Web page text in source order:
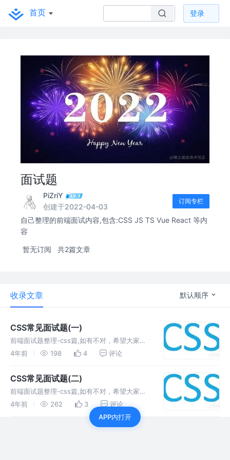
首页 登录
面试题
PiZriY
创建于2022-04-03
订阅专栏
自己整理的前端面试内容,包含:CSS JS TS Vue React 等内
容
暂无订阅 共2篇文章
收录文章 默认顺序
CSS常见面试题(一)
前端面试题整理-css篇,如有不对，希望大家多
多指教，同时，我也希望自己的整理的东西，能
4年前 198 4 评论
CSS常见面试题(二)
前端面试题整理-css篇,如有不对，希望大家多
多指教，同时，我也希望自己的整理的东西，能
帮助一些同学，让我们共同进步
4年前 262 3
评论
APP内打开